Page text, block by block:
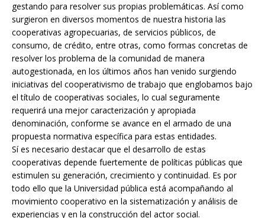
gestando para resolver sus propias problemáticas. Así como
surgieron en diversos momentos de nuestra historia las
cooperativas agropecuarias, de servicios públicos, de
consumo, de crédito, entre otras, como formas concretas de
resolver los problema de la comunidad de manera
autogestionada, en los últimos años han venido surgiendo
iniciativas del cooperativismo de trabajo que englobamos bajo
el título de cooperativas sociales, lo cual seguramente
requerirá una mejor caracterización y apropiada
denominación, conforme se avance en el armado de una
propuesta normativa específica para estas entidades.
Sí es necesario destacar que el desarrollo de estas
cooperativas depende fuertemente de políticas públicas que
estimulen su generación, crecimiento y continuidad. Es por
todo ello que la Universidad pública está acompañando al
movimiento cooperativo en la sistematización y análisis de
experiencias y en la construcción del actor social.